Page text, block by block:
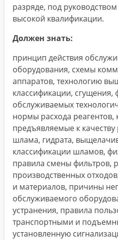
разряде, под
высокой квалификации.
Должен знать:
принцип действия
оборудования, схемы
аппаратов, технологию
классификации, сгущения,
обслуживаемых
нормы расхода реагентов,
предъявляемые к
шлама, гидрата,
классификации шламов,
правила смены фильтров,
производственных
и материалов, причины
обслуживаемого
устранения, правила
транспортными и
установленную